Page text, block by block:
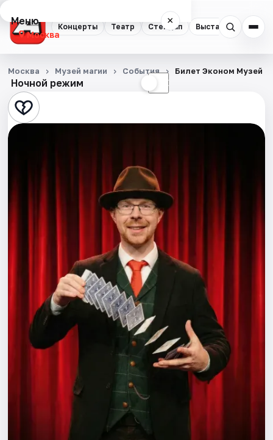
Концерты Театр Стендап Выставки
Меню ×
Москва
Концерты
Театр
Стендап
Города
Ночной режим ☾
Москва Музей магии События Билет Эконом Музей